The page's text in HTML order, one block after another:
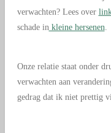
verwachten? Lees over
schade in kleine hersenen
Onze relatie staat onder
verwachten aan
gedrag dat ik niet prettig